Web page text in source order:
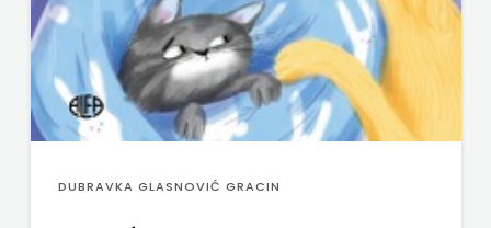
ODEON
OMEGA
LAN
DUBRAVKA GLASNOVIĆ GRACIN